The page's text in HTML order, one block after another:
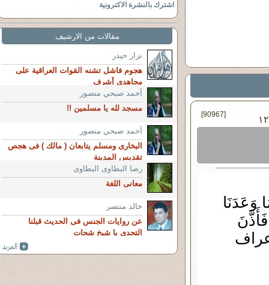
- ٢٠١٩ ١٢:٠٠ [90967]
وَعَدَنَا
اشترك بالنشرة الاكترونية
مقالات من الارشيف
نزار حيدر
هجوم فاشل تشنه القوات العراقية على
مجاهدي أشرف
آحمد صبحي منصور
مسجد لله يا مسلمين !!
آحمد صبحي منصور
البخارى ومسلم يتابعان ( مالك ) فى هجص
تقديس المدينة
رضا البطاوى البطاوى
معانى اللغة
خالد منتصر
عن روايات الجنس فى الحديث قبلنا
التحدى يا شيخ شحات